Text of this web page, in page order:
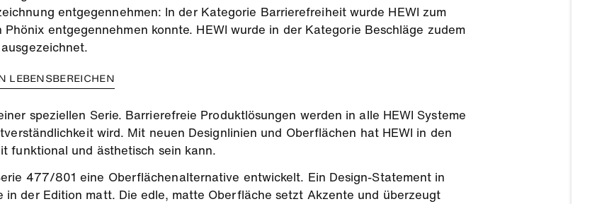
entgegennehmen: In der Kategorie Barrierefreiheit wurde HEWI zum
entgegennehmen konnte. HEWI wurde in der Kategorie Beschläge zudem
LEBENSBEREICHEN
speziellen Serie. Barrierefreie Produktlösungen werden in alle HEWI Systeme
wird. Mit neuen Designlinien und Oberflächen hat HEWI in den
funktional und ästhetisch sein kann.
477/801 eine Oberflächenalternative entwickelt. Ein Design-Statement in
der Edition matt. Die edle, matte Oberfläche setzt Akzente und überzeugt